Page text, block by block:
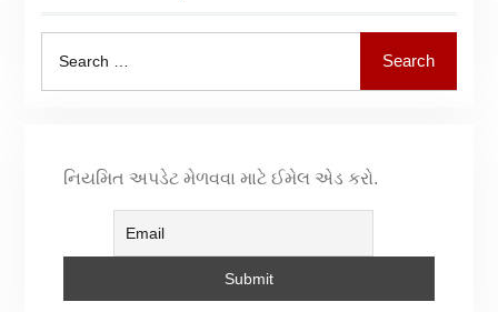
Search
નિયમિત અપડેટ મેળવવા માટે ઈમેલ એડ કરો.